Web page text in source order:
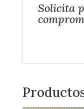
Solicita